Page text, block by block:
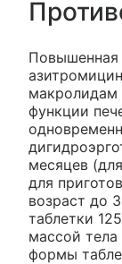
Повышенная
макролидам
функции
месяцев
для
возраст до
таблетки
массой тела
формы